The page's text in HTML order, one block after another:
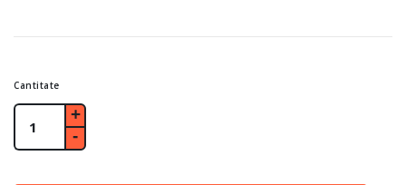
Cantitate